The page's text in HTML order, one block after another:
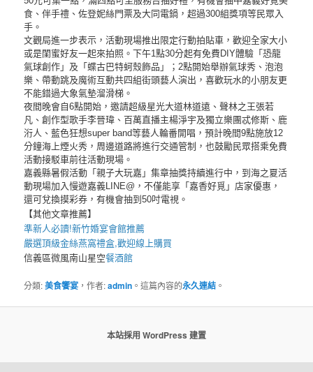
食、伴手禮、佐登妮絲門票及大同電鍋，超過300組獎項等民眾入
手。
文觀局進一步表示，活動現場推出限定行動拍貼車，歡迎全家大小
或是閨蜜好友一起來拍照。下午1點30分起有免費DIY體驗「恐龍
氣球創作」及「蝶古巴特蚵殼飾品」；2點開始舉辦氣球秀、泡泡
樂、帶動跳及魔術互動共四組街頭藝人演出，喜歡玩水的小朋友更
不能錯過大象氣墊溜滑梯。
夜間晚會自6點開始，邀請超級星光大道林道遠、聲林之王張若
凡、創作型歌手李晉瑋、百萬直播主楊淨宇及獨立樂團忒修斯、鹿
洐人、藍色狂想super band等藝人輪番開唱，預計晚間9點施放12
分鐘海上煙火秀，周邊道路將進行交通管制，也鼓勵民眾搭乘免費
活動接駁車前往活動現場。
嘉義縣暑假活動「親子大玩嘉」集章抽獎持續進行中，到海之夏活
動現場加入慢遊嘉義LINE@，不僅能享「嘉香好覓」店家優惠，
還可兌換摸彩券，有機會抽到50吋電視。
【其他文章推薦】
準新人必讀!新竹婚宴會館推薦
嚴選頂級金絲燕窩禮盒,歡迎線上購買
信義區微風南山星空餐酒館
分類:美食饗宴 ，作者:admin 。這篇內容的永久連結 。
本站採用 WordPress 建置